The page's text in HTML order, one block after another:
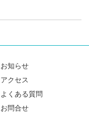
お知らせ
アクセス
よくある質問
お問合せ